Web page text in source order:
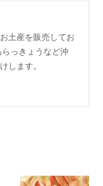
土産を販売してお
っきょうなど沖
します。